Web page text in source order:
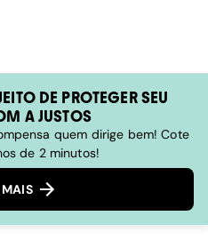
DE PROTEGER SEU
A JUSTOS
quem dirige bem! Cote
de 2 minutos!